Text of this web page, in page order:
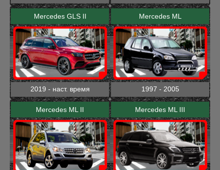
Mercedes GLS II
2019 - наст. время
Mercedes ML
1997 - 2005
Mercedes ML II Mercedes ML III